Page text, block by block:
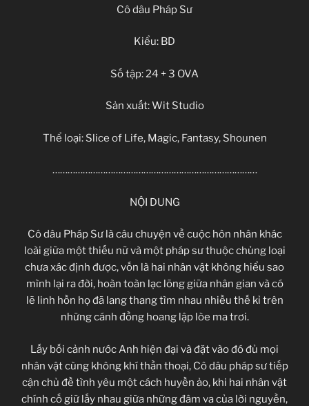
Cô dâu Pháp Sư
Kiểu: BD
Số tập: 24 + 3 OVA
Sản xuất: Wit Studio
Thể loại: Slice of Life, Magic, Fantasy, Shounen
………………………………………………………………………
NỘI DUNG
Cô dâu Pháp Sư là câu chuyện về cuộc hôn nhân khác
loài giữa một thiếu nữ và một pháp sư thuộc chủng loại
chưa xác định được, vốn là hai nhân vật không hiểu sao
mình lại ra đời, hoàn toàn lạc lõng giữa nhân gian và có
lẽ linh hồn họ đã lang thang tìm nhau nhiều thế kỉ trên
những cánh đồng hoang lập lòe ma trơi.
Lấy bối cảnh nước Anh hiện đại và đặt vào đó đủ mọi
nhân vật cùng không khí thần thoại, Cô dâu pháp sư tiếp
cận chủ đề tình yêu một cách huyền ảo, khi hai nhân vật
chính cố giữ lấy nhau giữa những đâm va của lời nguyền,